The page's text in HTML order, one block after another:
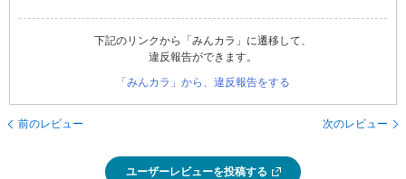
下記のリンクから「みんカラ」に遷移して、
違反報告ができます。
「みんカラ」から、違反報告をする
前のレビュー 次のレビュー
ユーザーレビューを投稿する